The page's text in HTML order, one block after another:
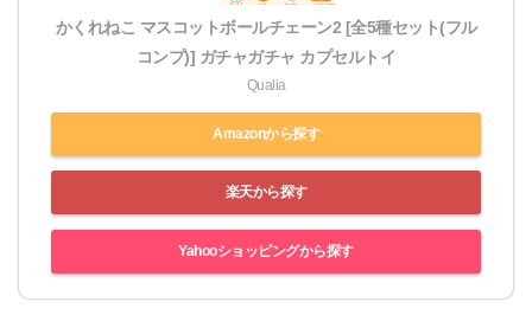
かくれねこ マスコットボールチェーン2 [全5種セット(フル
コンプ)] ガチャガチャ カプセルトイ
Qualia
Amazonから探す
楽天から探す
Yahooショッピングから探す